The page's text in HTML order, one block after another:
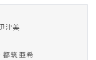
津美
都筑 亜希